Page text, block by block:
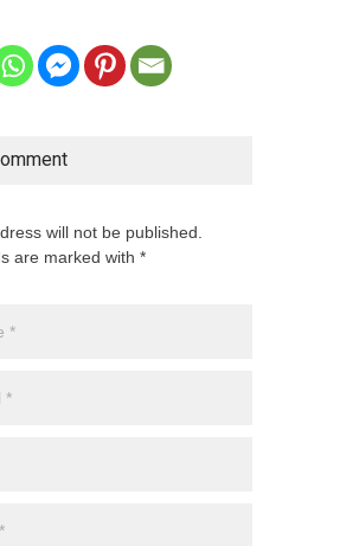
will not be published.
are marked with *